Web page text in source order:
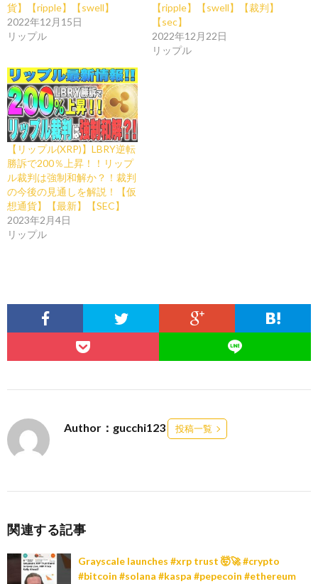
貨】【ripple】【swell】
2022年12月15日
リップル
【ripple】【swell】【裁判】
【sec】
2022年12月22日
リップル
【リップル(XRP)】LBRY逆転
勝訴で200％上昇！！リップ
ル裁判は強制和解か？！裁判
の今後の見通しを解説！【仮
想通貨】【最新】【SEC】
2023年2月4日
リップル
Author：gucchi123 投稿一覧
関連する記事
Grayscale launches #xrp trust 🤯🚀 #crypto
#bitcoin #solana #kaspa #pepecoin #ethereum